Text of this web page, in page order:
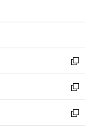
開
ン
ウ
で
開
く
ウ
ン
ド
ウ
で
開
く
新
し
い
ウ
ィ
新
し
い
新